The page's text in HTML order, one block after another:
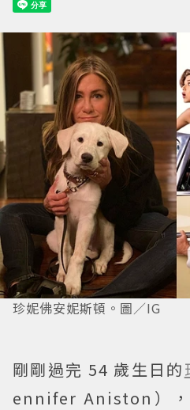
珍妮佛安妮斯頓。圖／IG
剛剛過完 54 歲生日的
ennifer Aniston），